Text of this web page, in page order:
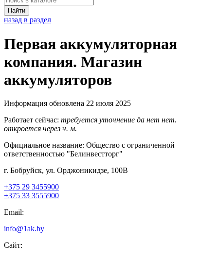
Найти
назад в раздел
Первая аккумуляторная
компания. Магазин
аккумуляторов
Информация обновлена 22 июля 2025
Работает сейчас: требуется уточнение да нет нет.
откроется через ч. м.
Официальное название: Общество с ограниченной
ответственностью "Белинвестторг"
г. Бобруйск, ул. Орджоникидзе, 100В
+375 29 3455900
+375 33 3555900
Email:
info@1ak.by
Сайт: